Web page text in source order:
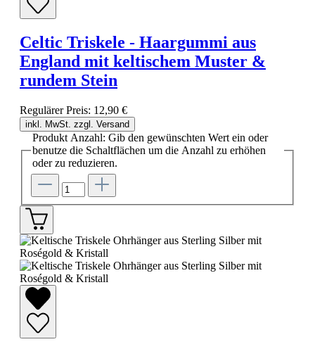
Celtic Triskele - Haargummi aus
England mit keltischem Muster &
rundem Stein
Regulärer Preis: 12,90 €
inkl. MwSt. zzgl. Versand
Produkt Anzahl: Gib den gewünschten Wert ein oder
benutze die Schaltflächen um die Anzahl zu erhöhen
oder zu reduzieren.